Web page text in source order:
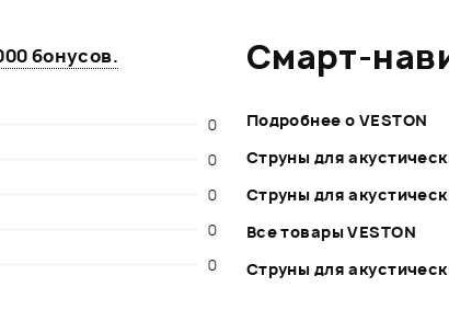
бонусов.
0
0
0
0
0
Смарт-
Подробнее о VESTON
Струны для
Струны для
Все товары VESTON
Струны для